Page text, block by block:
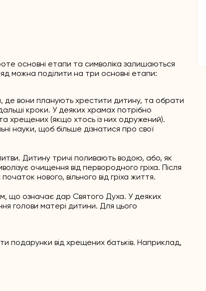
основні етапи та символіка залишаються
можна поділити на три основні етапи:
де вони планують хрестити дитину, та обрати
кроки. У деяких храмах потрібно
хрещених (якщо хтось із них одружений).
науки, щоб більше дізнатися про свої
Дитину тричі поливають водою, або, як
очищення від первородного гріха. Після
нового, вільного від гріха життя.
що означає дар Святого Духа. У деяких
голови матері дитини. Для цього
подарунки від хрещених батьків. Наприклад,